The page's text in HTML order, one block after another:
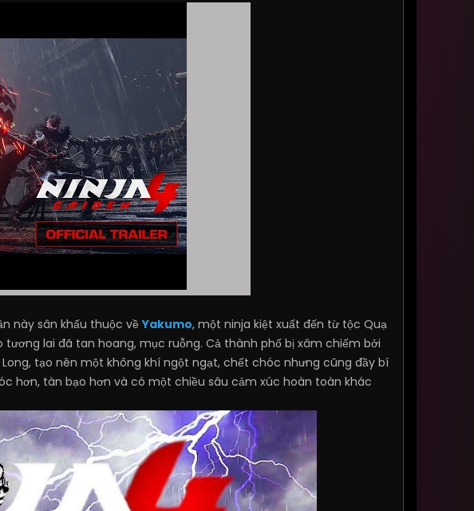
này sân khấu thuộc vềYakumo, một ninja kiệt xuất đến từ tộc Quạ
lai đã tan hoang, mục ruỗng. Cả thành phố bị xâm chiếm bởi
tạo nên một không khí ngột ngạt, chết chóc nhưng cũng đầy bí
hơn, tàn bạo hơn và có một chiều sâu cảm xúc hoàn toàn khác